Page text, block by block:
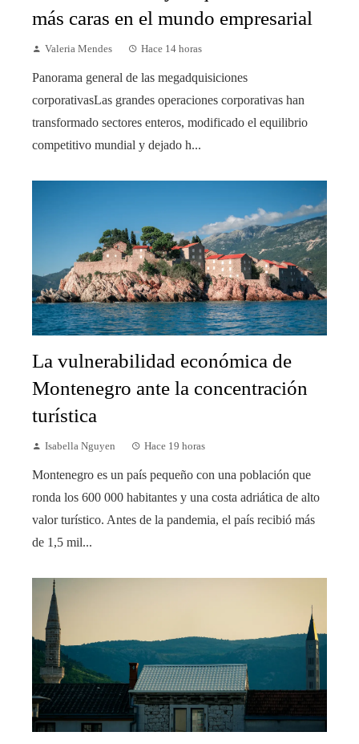
más caras en el mundo empresarial
Valeria Mendes Hace 14 horas
Panorama general de las megadquisiciones
corporativasLas grandes operaciones corporativas han
transformado sectores enteros, modificado el equilibrio
competitivo mundial y dejado h...
La vulnerabilidad económica de
Montenegro ante la concentración
turística
Isabella Nguyen Hace 19 horas
Montenegro es un país pequeño con una población que
ronda los 600 000 habitantes y una costa adriática de alto
valor turístico. Antes de la pandemia, el país recibió más
de 1,5 mil...